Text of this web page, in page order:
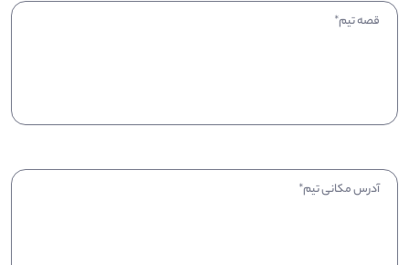
قصه تیم*
آدرس مکانی تیم*